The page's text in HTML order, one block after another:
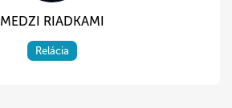
MEDZI RIADKAMI
Relácia